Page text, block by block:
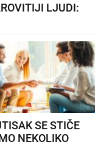
LJUDI:
SE STIČE
NEKOLIKO